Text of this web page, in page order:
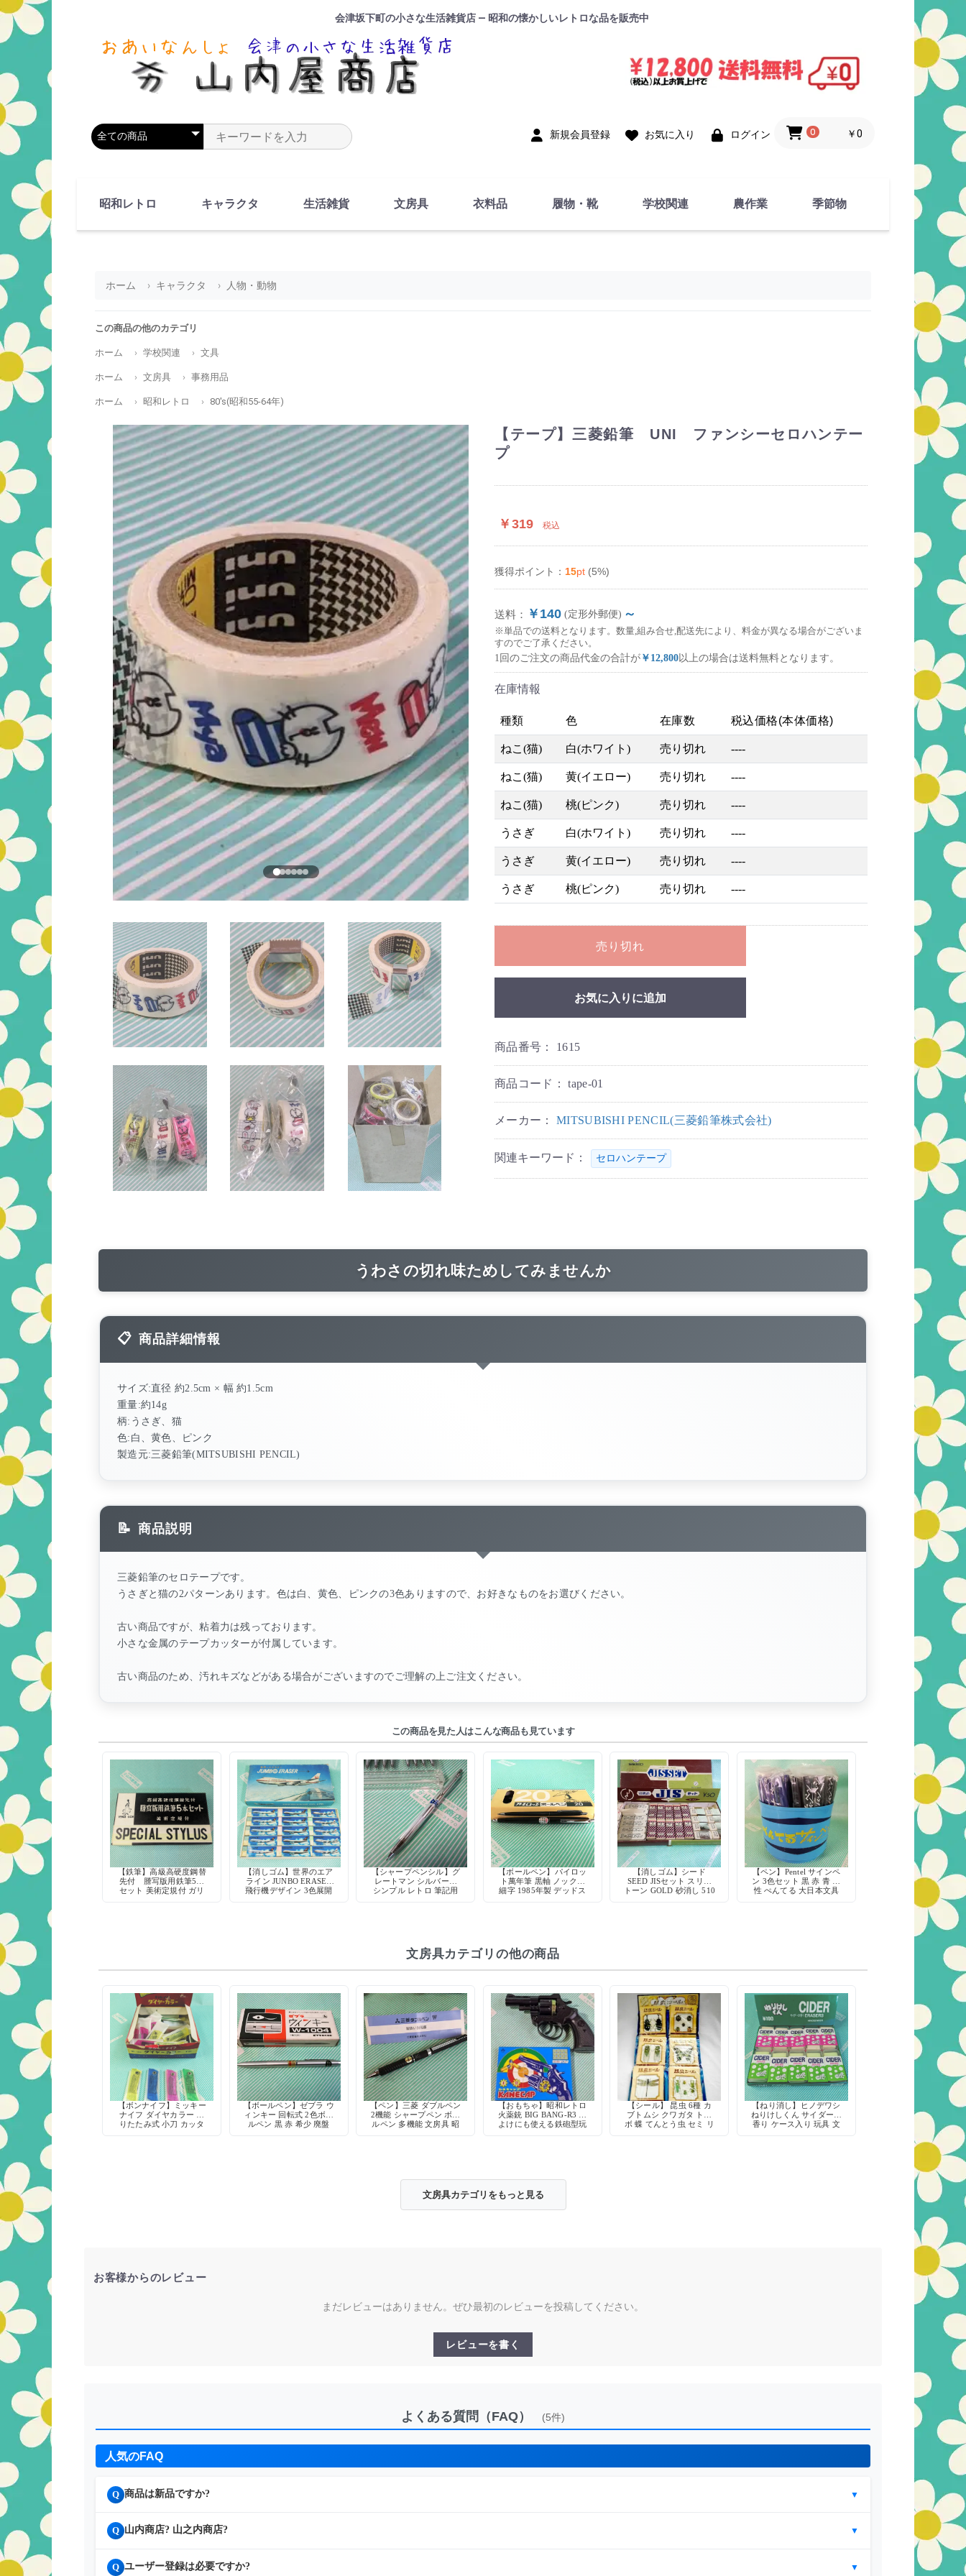
会津坂下町の小さな生活雑貨店 — 昭和の懐かしいレトロな品を販売中
商品カテゴリを選択 商品名やキーワードを入力 新規会員登録 お気に入り ログイン 0 ￥0
昭和レトロ キャラクタ 生活雑貨 文房具 衣料品 履物・靴 学校関連 農作業 季節物
ホーム キャラクタ 人物・動物
この商品の他のカテゴリ
ホーム 学校関連 文具
ホーム 文房具 事務用品
ホーム 昭和レトロ 80's(昭和55-64年)
【テープ】三菱鉛筆 UNI ファンシーセロハンテー
プ
￥319 税込
獲得ポイント： 15pt (5%)
送料： ￥140 (定形外郵便) ～
※単品での送料となります。数量,組み合せ,配送先により、料金が異なる場合がございま
すのでご了承ください。
1回のご注文の商品代金の合計が ￥12,800以上の場合は送料無料となります。
在庫情報
種類 色 在庫数 税込価格(本体価格)
ねこ(猫) 白(ホワイト) 売り切れ ----
ねこ(猫) 黄(イエロー) 売り切れ ----
ねこ(猫) 桃(ピンク) 売り切れ ----
うさぎ 白(ホワイト) 売り切れ ----
うさぎ 黄(イエロー) 売り切れ ----
うさぎ 桃(ピンク) 売り切れ ----
売り切れ
お気に入りに追加
商品番号： 1615
商品コード：tape-01
メーカー： MITSUBISHI PENCIL(三菱鉛筆株式会社)
関連キーワード： セロハンテープ
うわさの切れ味ためしてみませんか
商品詳細情報
サイズ:直径 約2.5cm × 幅 約1.5cm
重量:約14g
柄:うさぎ、猫
色:白、黄色、ピンク
製造元:三菱鉛筆(MITSUBISHI PENCIL)
商品説明
三菱鉛筆のセロテープです。
うさぎと猫の2パターンあります。色は白、黄色、ピンクの3色ありますので、お好きなものをお選びください。
古い商品ですが、粘着力は残っております。
小さな金属のテープカッターが付属しています。
古い商品のため、汚れキズなどがある場合がございますのでご理解の上ご注文ください。
この商品を見た人はこんな商品も見ています
【鉄筆】高級高硬度鋼替
先付 謄写版用鉄筆5本
セット 美術定規付 ガリ
【消しゴム】世界のエア
ライン JUNBO ERASER
飛行機デザイン 3色展開
【シャープペンシル】グ
レートマン シルバー軸
シンプル レトロ 筆記用
【ボールペン】パイロッ
ト萬年筆 黒軸 ノック式
細字 1985年製 デッドス
【消しゴム】シード
SEED JISセット スリー
トーン GOLD 砂消し 510
【ペン】Pentel サインペ
ン 3色セット 黒 赤 青 水
性 ぺんてる 大日本文具
文房具カテゴリの他の商品
【ボンナイフ】ミッキー
ナイフ ダイヤカラー 折
りたたみ式 小刀 カッタ
【ボールペン】ゼブラ ウ
ィンキー 回転式 2色ボー
ルペン 黒 赤 希少 廃盤
【ペン】三菱 ダブルペン
2機能 シャープペン ボー
ルペン 多機能 文房具 昭
【おもちゃ】昭和レトロ
火薬銃 BIG BANG-R3 熊
よけにも使える鉄砲型玩
【シール】 昆虫 6種 カ
ブトムシ クワガタ トン
ボ 蝶 てんとう虫 セミ リ
【ねり消し】ヒノデワシ
ねりけしくん サイダーの
香り ケース入り 玩具 文
文房具カテゴリをもっと見る
お客様からのレビュー
まだレビューはありません。ぜひ最初のレビューを投稿してください。
レビューを書く
よくある質問（FAQ） (5件)
人気のFAQ
Q 商品は新品ですか? ▼
Q 山内商店? 山之内商店? ▼
Q ユーザー登録は必要ですか? ▼